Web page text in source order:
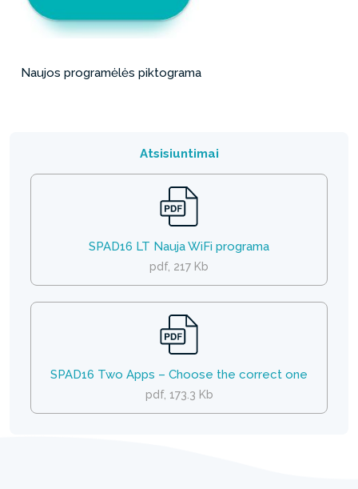
Naujos programėlės piktograma
Atsisiuntimai
SPAD16 LT Nauja WiFi programa
pdf, 217 Kb
SPAD16 Two Apps – Choose the correct one
pdf, 173.3 Kb